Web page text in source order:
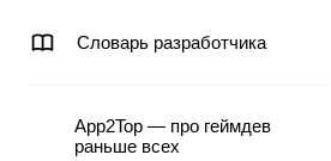
Словарь разработчика
App2Top — про геймдев
раньше всех